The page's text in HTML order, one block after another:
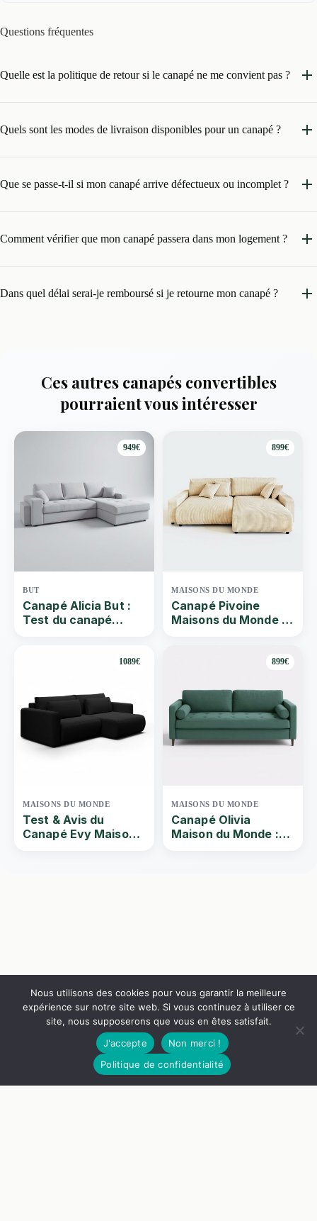
Voir le canapé
Questions fréquentes
Quelle est la politique de retour si le canapé ne me convient pas ?
Quels sont les modes de livraison disponibles pour un canapé ?
Que se passe-t-il si mon canapé arrive défectueux ou incomplet ?
Comment vérifier que mon canapé passera dans mon logement ?
Dans quel délai serai-je remboursé si je retourne mon canapé ?
Ces autres canapés convertibles
pourraient vous intéresser
949€
BUT
Canapé Alicia But :
Test du canapé
899€
MAISONS DU MONDE
Canapé Pivoine
Maisons du Monde |
places en velours?
canape | 2024
1089€
MAISONS DU MONDE
Test & Avis du
Canapé Evy Maison
899€
MAISONS DU MONDE
Canapé Olivia
Maison du Monde :
Nous utilisons des cookies pour vous garantir la meilleure
expérience sur notre site web. Si vous continuez à utiliser ce
site, nous supposerons que vous en êtes satisfait.
J'accepte
Non merci !
Politique de confidentialité